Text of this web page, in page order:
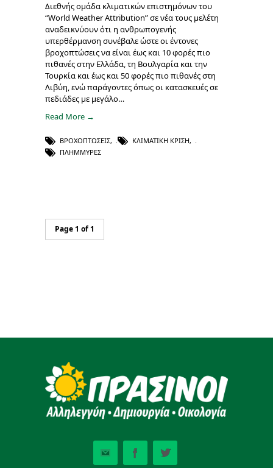
Διεθνής ομάδα κλιματικών επιστημόνων του
“World Weather Attribution” σε νέα τους μελέτη
αναδεικνύουν ότι η ανθρωπογενής
υπερθέρμανση συνέβαλε ώστε οι έντονες
βροχοπτώσεις να είναι έως και 10 φορές πιο
πιθανές στην Ελλάδα, τη Βουλγαρία και την
Τουρκία και έως και 50 φορές πιο πιθανές στη
Λιβύη, ενώ παράγοντες όπως οι κατασκευές σε
πεδιάδες με μεγάλο…
Read More →
ΒΡΟΧΟΠΤΏΣΕΙΣ, ΚΛΙΜΑΤΙΚΉ ΚΡΊΣΗ,
ΠΛΗΜΜΎΡΕΣ
Page 1 of 1